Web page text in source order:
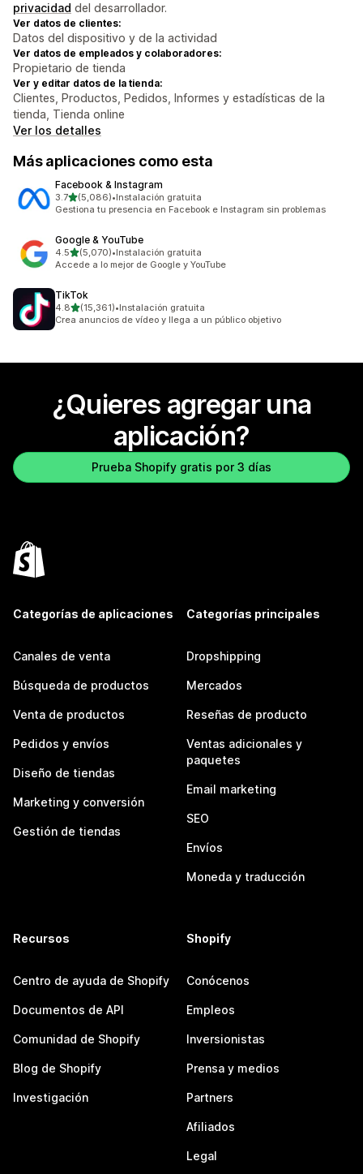
privacidad del desarrollador.
Ver datos de clientes:
Datos del dispositivo y de la actividad
Ver datos de empleados y colaboradores:
Propietario de tienda
Ver y editar datos de la tienda:
Clientes, Productos, Pedidos, Informes y estadísticas de la
tienda, Tienda online
Ver los detalles
Más aplicaciones como esta
Facebook & Instagram
3.7de 5 estrellas
(5,086)
5086 reseñas en total
•Instalación gratuita
Gestiona tu presencia en Facebook e Instagram sin problemas
Google & YouTube
4.5de 5 estrellas
(5,070)
5070 reseñas en total
•Instalación gratuita
Accede a lo mejor de Google y YouTube
TikTok
4.8de 5 estrellas
(15,361)
15361 reseñas en total
•Instalación gratuita
Crea anuncios de vídeo y llega a un público objetivo
¿Quieres agregar una
aplicación?
Prueba Shopify gratis por 3 días
Categorías de aplicaciones
Canales de venta
Búsqueda de productos
Venta de productos
Pedidos y envíos
Diseño de tiendas
Marketing y conversión
Gestión de tiendas
Categorías principales
Dropshipping
Mercados
Reseñas de producto
Ventas adicionales y
paquetes
Email marketing
SEO
Envíos
Moneda y traducción
Recursos
Centro de ayuda de Shopify
Documentos de API
Comunidad de Shopify
Blog de Shopify
Investigación
Shopify
Conócenos
Empleos
Inversionistas
Prensa y medios
Partners
Afiliados
Legal